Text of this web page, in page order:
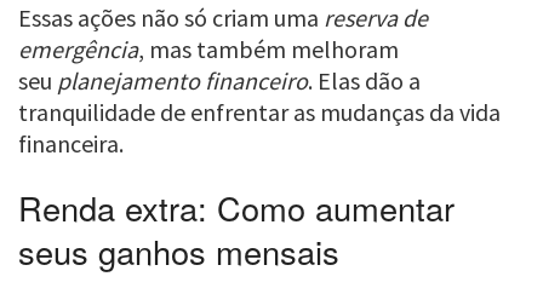
Essas ações não só criam uma reserva de
emergência, mas também melhoram
seu planejamento financeiro. Elas dão a
tranquilidade de enfrentar as mudanças da vida
financeira.
Renda extra: Como aumentar
seus ganhos mensais